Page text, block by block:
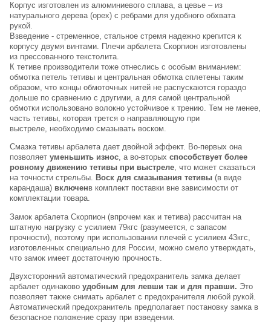
Корпус изготовлен из алюминиевого сплава, а цевье – из
натурального дерева (орех) с ребрами для удобного обхвата
рукой.
Взведение - стременное, стальное стремя надежно крепится к
корпусу двумя винтами. Плечи арбалета Скорпион изготовлены
из прессованного текстолита.
К тетиве производители тоже отнеслись с особым вниманием:
обмотка петель тетивы и центральная обмотка сплетены таким
образом, что концы обмоточных нитей не распускаются гораздо
дольше по сравнению с другими, а для самой центральной
обмотки использовано волокно устойчивое к трению. Тем не менее,
часть тетивы, которая трется о направляющую при
выстреле, необходимо смазывать воском.
Смазка тетивы арбалета дает двойной эффект. Во-первых она
позволяет уменьшить износ, а во-вторых способствует более
ровному движению тетивы при выстреле, что может сказаться
на точности стрельбы. Воск для смазывания тетивы (в виде
карандаша) включенв комплект поставки вне зависимости от
комплектации товара.
Замок арбалета Скорпион (впрочем как и тетива) рассчитан на
штатную нагрузку с усилием 79кгс (разумеется, с запасом
прочности), поэтому при использовании плечей с усилием 43кгс,
изготовленных специально для России, можно смело утверждать,
что замок имеет достаточную прочность.
Двухсторонний автоматический предохранитель замка делает
арбалет одинаково удобным для левши так и для правши. Это
позволяет также снимать арбалет с предохранителя любой рукой.
Автоматический предохранитель предполагает постановку замка в
безопасное положение сразу при взведении.
25
раз в 2
недели
раз в 2 недели
Остались вопросы?
plait.ru